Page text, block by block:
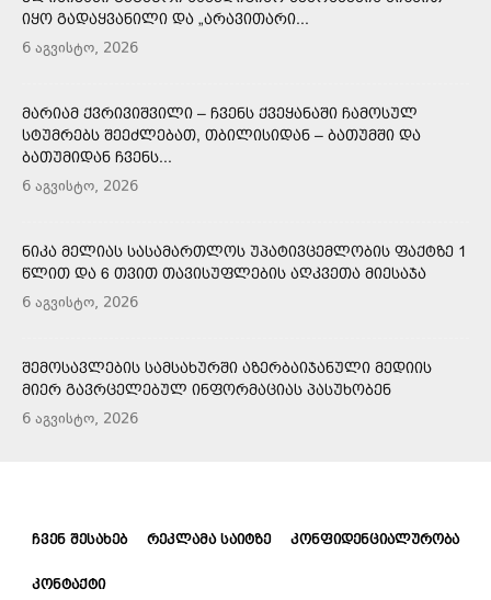
ᲘᲧᲝ ᲒᲐᲓᲐᲧᲕᲐᲜᲘᲚᲘ ᲓᲐ „ᲐᲠᲐᲕᲘᲗᲐᲠᲘ...
6 აგვისტო, 2026
ᲛᲐᲠᲘᲐᲛ ᲥᲕᲠᲘᲕᲘᲨᲕᲘᲚᲘ – ᲩᲕᲔᲜᲡ ᲥᲕᲔᲧᲐᲜᲐᲨᲘ ᲩᲐᲛᲝᲡᲣᲚ
ᲡᲢᲣᲛᲠᲔᲑᲡ ᲨᲔᲔᲫᲚᲔᲑᲐᲗ, ᲗᲑᲘᲚᲘᲡᲘᲓᲐᲜ – ᲑᲐᲗᲣᲛᲨᲘ ᲓᲐ
ᲑᲐᲗᲣᲛᲘᲓᲐᲜ ᲩᲕᲔᲜᲡ...
6 აგვისტო, 2026
ᲜᲘᲙᲐ ᲛᲔᲚᲘᲐᲡ ᲡᲐᲡᲐᲛᲐᲠᲗᲚᲝᲡ ᲣᲞᲐᲢᲘᲕᲪᲔᲛᲚᲝᲑᲘᲡ ᲤᲐᲥᲢᲖᲔ 1
ᲬᲚᲘᲗ ᲓᲐ 6 ᲗᲕᲘᲗ ᲗᲐᲕᲘᲡᲣᲤᲚᲔᲑᲘᲡ ᲐᲦᲙᲕᲔᲗᲐ ᲛᲘᲔᲡᲐᲯᲐ
6 აგვისტო, 2026
ᲨᲔᲛᲝᲡᲐᲕᲚᲔᲑᲘᲡ ᲡᲐᲛᲡᲐᲮᲣᲠᲨᲘ ᲐᲖᲔᲠᲑᲐᲘᲯᲐᲜᲣᲚᲘ ᲛᲔᲓᲘᲘᲡ
ᲛᲘᲔᲠ ᲒᲐᲕᲠᲪᲔᲚᲔᲑᲣᲚ ᲘᲜᲤᲝᲠᲛᲐᲪᲘᲐᲡ ᲞᲐᲡᲣᲮᲝᲑᲔᲜ
6 აგვისტო, 2026
ᲩᲕᲔᲜ ᲨᲔᲡᲐᲮᲔᲑ ᲠᲔᲙᲚᲐᲛᲐ ᲡᲐᲘᲢᲖᲔ ᲙᲝᲜᲤᲘᲓᲔᲜᲪᲘᲐᲚᲣᲠᲝᲑᲐ
ᲙᲝᲜᲢᲐᲥᲢᲘ